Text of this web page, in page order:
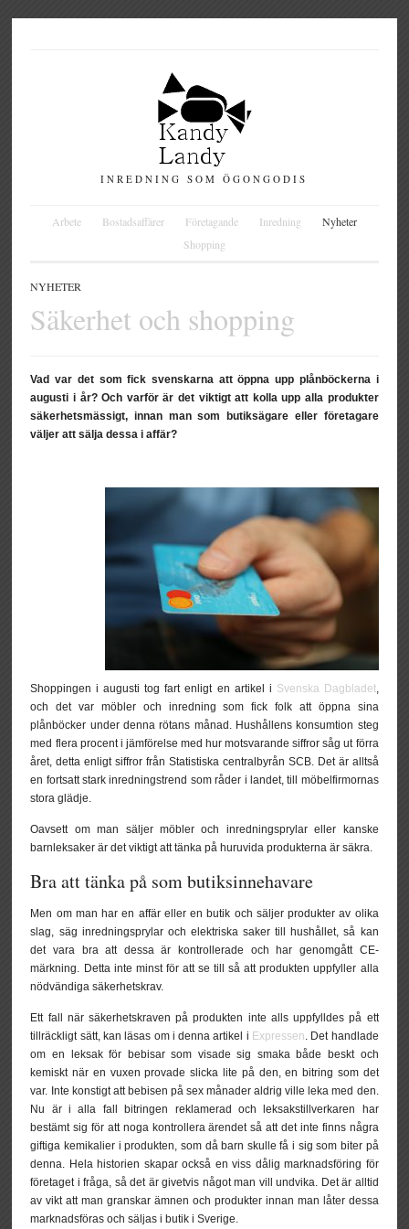
INREDNING SOM ÖGONGODIS
Arbete Bostadsaffärer Företagande Inredning
Nyheter
Shopping
NYHETER
Säkerhet och shopping
Vad var det som fick svenskarna att öppna upp plånböckerna i
augusti i år? Och varför är det viktigt att kolla upp alla produkter
säkerhetsmässigt, innan man som butiksägare eller företagare
väljer att sälja dessa i affär?
Shoppingen i augusti tog fart enligt en artikel i Svenska Dagbladet,
och det var möbler och inredning som fick folk att öppna sina
plånböcker under denna rötans månad. Hushållens konsumtion steg
med flera procent i jämförelse med hur motsvarande siffror såg ut förra
året, detta enligt siffror från Statistiska centralbyrån SCB. Det är alltså
en fortsatt stark inredningstrend som råder i landet, till möbelfirmornas
stora glädje.
Oavsett om man säljer möbler och inredningsprylar eller kanske
barnleksaker är det viktigt att tänka på huruvida produkterna är säkra.
Bra att tänka på som butiksinnehavare
Men om man har en affär eller en butik och säljer produkter av olika
slag, säg inredningsprylar och elektriska saker till hushållet, så kan
det vara bra att dessa är kontrollerade och har genomgått CE-
märkning. Detta inte minst för att se till så att produkten uppfyller alla
nödvändiga säkerhetskrav.
Ett fall när säkerhetskraven på produkten inte alls uppfylldes på ett
tillräckligt sätt, kan läsas om i denna artikel i Expressen. Det handlade
om en leksak för bebisar som visade sig smaka både beskt och
kemiskt när en vuxen provade slicka lite på den, en bitring som det
var. Inte konstigt att bebisen på sex månader aldrig ville leka med den.
Nu är i alla fall bitringen reklamerad och leksakstillverkaren har
bestämt sig för att noga kontrollera ärendet så att det inte finns några
giftiga kemikalier i produkten, som då barn skulle få i sig som biter på
denna. Hela historien skapar också en viss dålig marknadsföring för
företaget i fråga, så det är givetvis något man vill undvika. Det är alltid
av vikt att man granskar ämnen och produkter innan man låter dessa
marknadsföras och säljas i butik i Sverige.